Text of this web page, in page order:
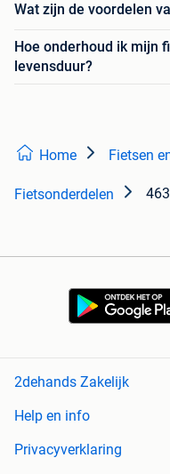
Wat zijn de voordelen
Hoe onderhoud ik mijn
levensduur?
Home Fietsen
Fietsonderdelen
2dehands Zakelijk
Help en info
Privacyverklaring